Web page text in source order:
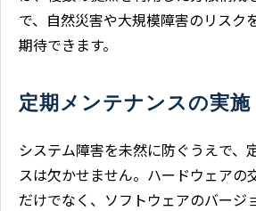
で、自然災害や大規模障害のリスク
期待できます。
定期メンテナンスの実施
システム障害を未然に防ぐうえで、
スは欠かせません。ハードウェアの
だけでなく、ソフトウェアのバージ